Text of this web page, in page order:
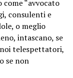
“avvocato
consulenti e
o meglio
intascano, se
telespettatori,
se non